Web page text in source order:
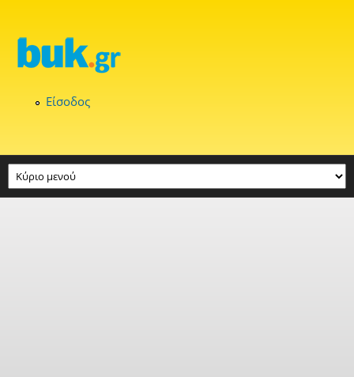
Είσοδος